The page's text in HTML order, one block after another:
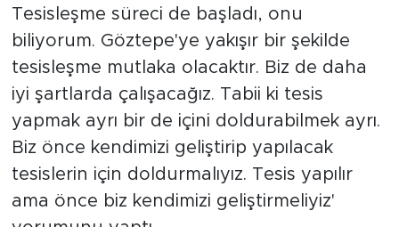
Tesisleşme süreci de başladı, onu
biliyorum. Göztepe'ye yakışır bir şekilde
tesisleşme mutlaka olacaktır. Biz de daha
iyi şartlarda çalışacağız. Tabii ki tesis
yapmak ayrı bir de içini doldurabilmek ayrı.
Biz önce kendimizi geliştirip yapılacak
tesislerin için doldurmalıyız. Tesis yapılır
ama önce biz kendimizi geliştirmeliyiz'